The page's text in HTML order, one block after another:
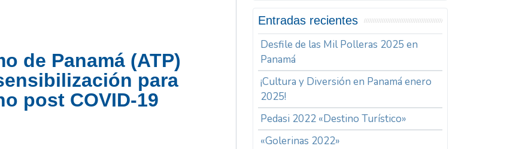
de Panamá (ATP)
para
post COVID-19
Entradas recientes
Desfile de las Mil Polleras 2025 en
Panamá
¡Cultura y Diversión en Panamá enero
2025!
Pedasi 2022 «Destino Turístico»
«Golerinas 2022»